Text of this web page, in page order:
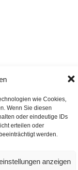
wie Cookies,
Wenn Sie diesen
oder eindeutige IDs
erteilen oder
werden.
anzeigen